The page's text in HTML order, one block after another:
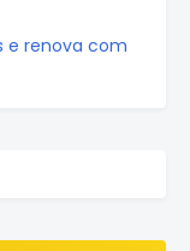
e renova com